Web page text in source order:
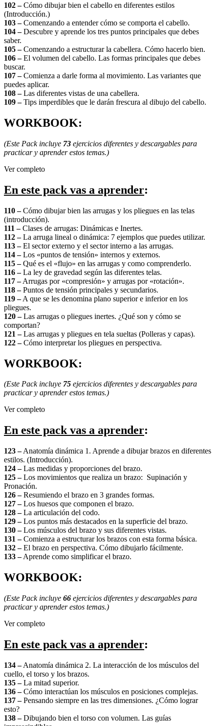
102 –Cómo dibujar bien el cabello en diferentes estilos
(Introducción.)
103 –Comenzando a entender cómo se comporta el cabello.
104 –Descubre y aprende los tres puntos principales que debes
saber.
105 –Comenzando a estructurar la cabellera. Cómo hacerlo bien.
106 –El volumen del cabello. Las formas principales que debes
buscar.
107 –Comienza a darle forma al movimiento. Las variantes que
puedes aplicar.
108 –Las diferentes vistas de una cabellera.
109 –Tips imperdibles que le darán frescura al dibujo del cabello.
WORKBOOK:
(Este Pack incluye 73 ejercicios diferentes y descargables para
practicar y aprender estos temas.)
Ver completo
En este pack vas a aprender:
110 –Cómo dibujar bien las arrugas y los pliegues en las telas
(introducción).
111 –Clases de arrugas: Dinámicas e Inertes.
112 –La arruga lineal o dinámica: 7 ejemplos que puedes utilizar.
113 –El sector externo y el sector interno a las arrugas.
114 –Los «puntos de tensión» internos y externos.
115 –Qué es el «flujo» en las arrugas y como comprenderlo.
116 –La ley de gravedad según las diferentes telas.
117 –Arrugas por «compresión» y arrugas por «rotación».
118 –Puntos de tensión principales y secundarios.
119 –A que se les denomina plano superior e inferior en los
pliegues.
120 –Las arrugas o pliegues inertes. ¿Qué son y cómo se
comportan?
121 –Las arrugas y pliegues en tela sueltas (Polleras y capas).
122 –Cómo interpretar los pliegues en perspectiva.
WORKBOOK:
(Este Pack incluye 75 ejercicios diferentes y descargables para
practicar y aprender estos temas.)
Ver completo
En este pack vas a aprender:
123 –Anatomía dinámica 1. Aprende a dibujar brazos en diferentes
estilos. (Introducción).
124 –Las medidas y proporciones del brazo.
125 –Los movimientos que realiza un brazo: Supinación y
Pronación.
126 –Resumiendo el brazo en 3 grandes formas.
127 –Los huesos que componen el brazo.
128 –La articulación del codo.
129 –Los puntos más destacados en la superficie del brazo.
130 –Los músculos del brazo y sus diferentes vistas.
131 –Comienza a estructurar los brazos con esta forma básica.
132 –El brazo en perspectiva. Cómo dibujarlo fácilmente.
133 –Aprende como simplificar el brazo.
WORKBOOK:
(Este Pack incluye 66 ejercicios diferentes y descargables para
practicar y aprender estos temas.)
Ver completo
En este pack vas a aprender:
134 –Anatomía dinámica 2. La interacción de los músculos del
cuello, el torso y los brazos.
135 –La mitad superior.
136 –Cómo interactúan los músculos en posiciones complejas.
137 –Pensando siempre en las tres dimensiones. ¿Cómo lograr
esto?
138 –Dibujando bien el torso con volumen. Las guías